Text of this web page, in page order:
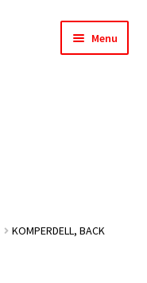
Menu
KOMPERDELL, BACK